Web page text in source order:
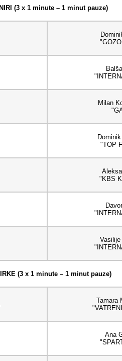
(3 x 1 minute – 1 minut pauze)
Milan
"TOP
"KBS
(3 x 1 minute – 1 minut pauze)
Tamara
Ana